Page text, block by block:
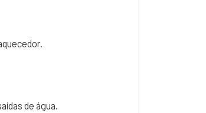
de água.